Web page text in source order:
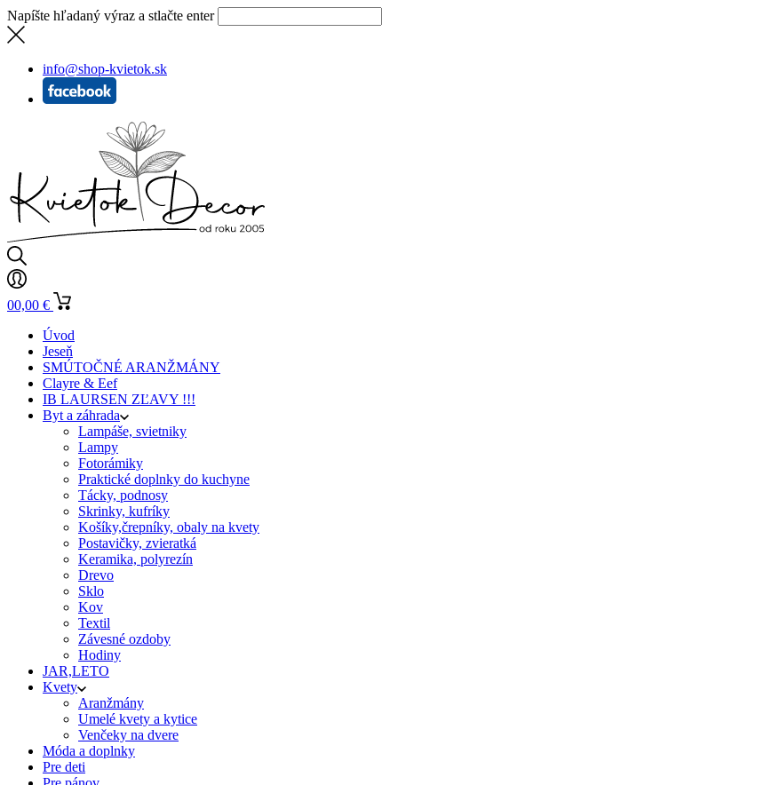
Napíšte hľadaný výraz a stlačte enter
info@shop-kvietok.sk
00,00 €
Úvod
Jeseň
SMÚTOČNÉ ARANŽMÁNY
Clayre & Eef
IB LAURSEN ZĽAVY !!!
Byt a záhrada
Lampáše, svietniky
Lampy
Fotorámiky
Praktické doplnky do kuchyne
Tácky, podnosy
Skrinky, kufríky
Košíky,črepníky, obaly na kvety
Postavičky, zvieratká
Keramika, polyrezín
Drevo
Sklo
Kov
Textil
Závesné ozdoby
Hodiny
JAR,LETO
Kvety
Aranžmány
Umelé kvety a kytice
Venčeky na dvere
Móda a doplnky
Pre deti